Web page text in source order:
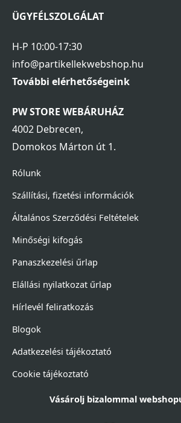
ÜGYFÉLSZOLGÁLAT
H-P 10:00-17:30
info@partikellekwebshop.hu
További elérhetőségeink
PW STORE WEBÁRUHÁZ
4002 Debrecen,
Domokos Márton út 1.
Rólunk
Szállítási, fizetési információk
Általános Szerződési Feltételek
Minőségi kifogás
Panaszkezelési űrlap
Elállási nyilatkozat űrlap
Hírlevél feliratkozás
Blogok
Adatkezelési tájékoztató
Cookie tájékoztató
Vásárolj bizalommal